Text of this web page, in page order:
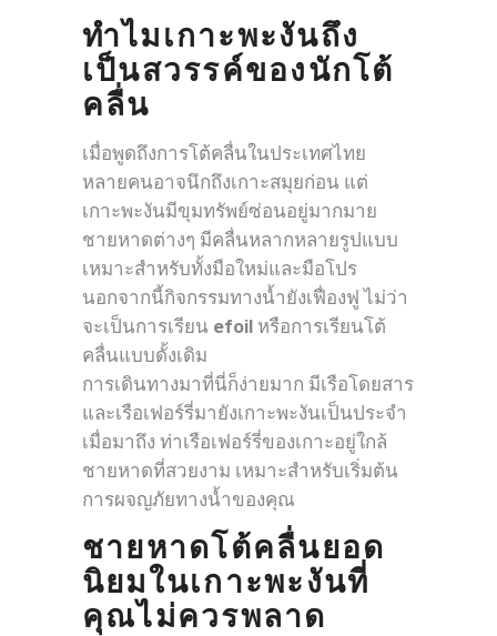
ทำไมเกาะพะงันถึง
เป็นสวรรค์ของนักโต้
คลื่น
เมื่อพูดถึงการโต้คลื่นในประเทศไทย
หลายคนอาจนึกถึงเกาะสมุยก่อน แต่
เกาะพะงันมีขุมทรัพย์ซ่อนอยู่มากมาย
ชายหาดต่างๆ มีคลื่นหลากหลายรูปแบบ
เหมาะสำหรับทั้งมือใหม่และมือโปร
นอกจากนี้กิจกรรมทางน้ำยังเฟื่องฟู ไม่ว่า
จะเป็นการเรียน efoil หรือการเรียนโต้
คลื่นแบบดั้งเดิม
การเดินทางมาที่นี่ก็ง่ายมาก มีเรือโดยสาร
และเรือเฟอร์รี่มายังเกาะพะงันเป็นประจำ
เมื่อมาถึง ท่าเรือเฟอร์รี่ของเกาะอยู่ใกล้
ชายหาดที่สวยงาม เหมาะสำหรับเริ่มต้น
การผจญภัยทางน้ำของคุณ
ชายหาดโต้คลื่นยอด
นิยมในเกาะพะงันที่
คุณไม่ควรพลาด